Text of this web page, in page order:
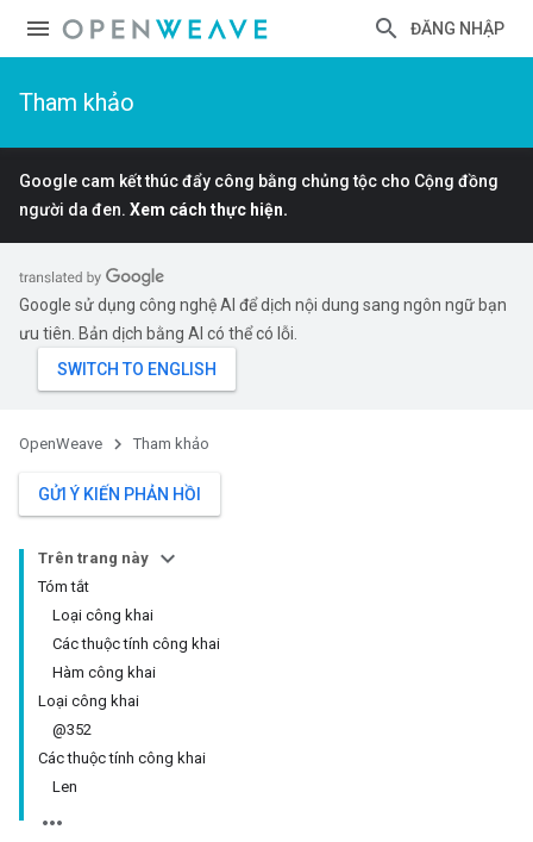
ĐĂNG NHẬP
Tham khảo
Google cam kết thúc đẩy công bằng chủng tộc cho Cộng đồng
người da đen. Xem cách thực hiện.
Google sử dụng công nghệ AI để dịch nội dung sang ngôn ngữ bạn
ưu tiên. Bản dịch bằng AI có thể có lỗi.
OpenWeave Tham khảo
GỬI Ý KIẾN PHẢN HỒI
Trên trang này
Tóm tắt
Loại công khai
Các thuộc tính công khai
Hàm công khai
Loại công khai
@352
Các thuộc tính công khai
Len